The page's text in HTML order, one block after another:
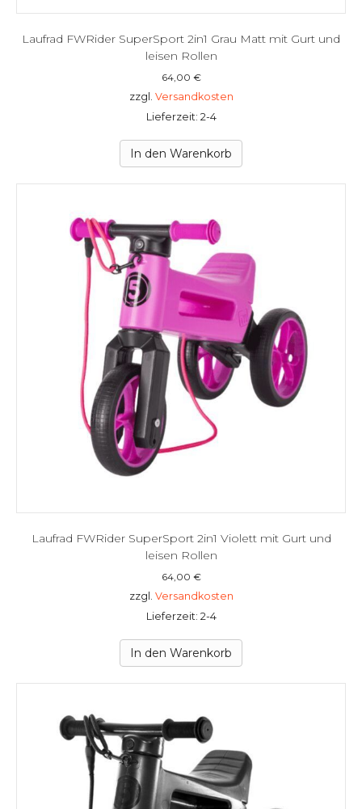
Laufrad FWRider SuperSport 2in1 Grau Matt mit Gurt und
leisen Rollen
64,00 €
zzgl. Versandkosten
Lieferzeit: 2-4
In den Warenkorb
Laufrad FWRider SuperSport 2in1 Violett mit Gurt und
leisen Rollen
64,00 €
zzgl. Versandkosten
Lieferzeit: 2-4
In den Warenkorb